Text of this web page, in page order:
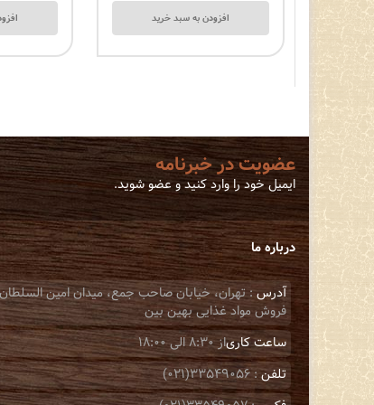
افزودن به سبد خرید
عضویت در خبرنامه
ایمیل خود را وارد کنید و عضو شوید.
درباره ما
آدرس
فروش مواد غذایی بهین بین
ساعت کاریاز 8:30 الی 18:00
تلفن: 33549056(021)